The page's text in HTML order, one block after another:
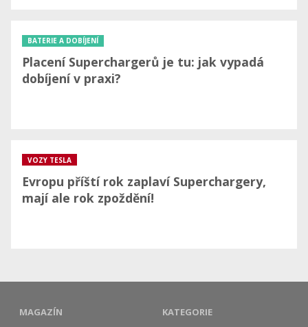
Placení Superchargerů je tu: jak vypadá
dobíjení v praxi?
BATERIE A DOBÍJENÍ
Evropu příští rok zaplaví Superchargery,
mají ale rok zpoždění!
VOZY TESLA
MAGAZÍN
KATEGORIE